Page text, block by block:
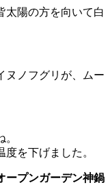
太陽の方を向いて白
ヌノフグリが、ムー
を下げました。
ープンガーデン神鍋